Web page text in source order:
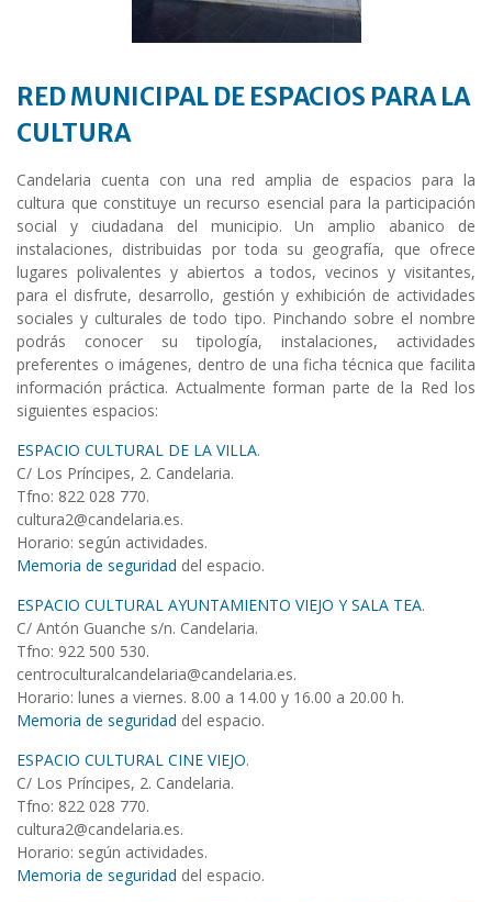
RED MUNICIPAL DE ESPACIOS PARA LA
CULTURA
Candelaria cuenta con una red amplia de espacios para la
cultura que constituye un recurso esencial para la participación
social y ciudadana del municipio. Un amplio abanico de
instalaciones, distribuidas por toda su geografía, que ofrece
lugares polivalentes y abiertos a todos, vecinos y visitantes,
para el disfrute, desarrollo, gestión y exhibición de actividades
sociales y culturales de todo tipo. Pinchando sobre el nombre
podrás conocer su tipología, instalaciones, actividades
preferentes o imágenes, dentro de una ficha técnica que facilita
información práctica. Actualmente forman parte de la Red los
siguientes espacios:
ESPACIO CULTURAL DE LA VILLA.
C/ Los Príncipes, 2. Candelaria.
Tfno: 822 028 770.
cultura2@candelaria.es.
Horario: según actividades.
Memoria de seguridad del espacio.
ESPACIO CULTURAL AYUNTAMIENTO VIEJO Y SALA TEA.
C/ Antón Guanche s/n. Candelaria.
Tfno: 922 500 530.
centroculturalcandelaria@candelaria.es.
Horario: lunes a viernes. 8.00 a 14.00 y 16.00 a 20.00 h.
Memoria de seguridad del espacio.
ESPACIO CULTURAL CINE VIEJO.
C/ Los Príncipes, 2. Candelaria.
Tfno: 822 028 770.
cultura2@candelaria.es.
Horario: según actividades.
Memoria de seguridad del espacio.